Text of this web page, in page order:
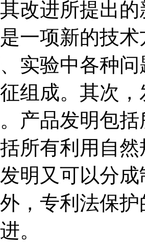
改进所提出
一项新的技
实验中各种
组成。其次
产品发明包
所有利用自
明又可以分
，专利法保
改进。